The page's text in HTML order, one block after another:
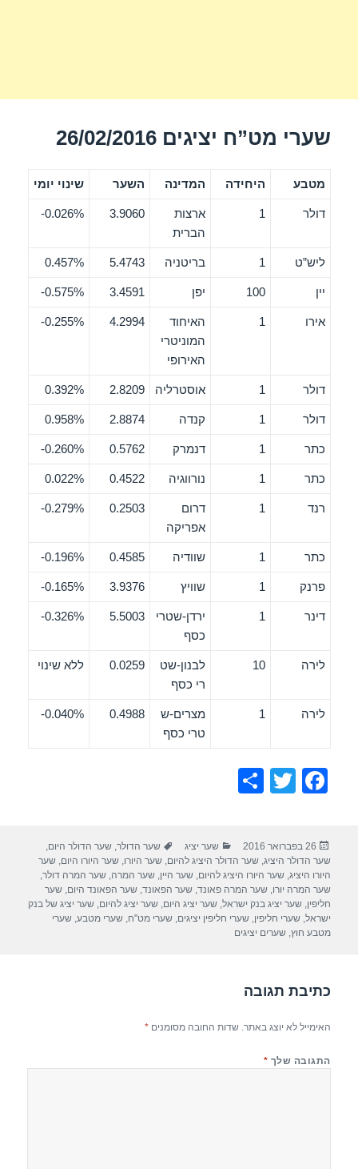
שערי מט”ח יציגים 26/02/2016
מטבע היחידה המדינה השער שינוי יומי
דולר 1
ארצות
הברית
3.9060
0.026%-
ליש”ט 1 בריטניה 5.4743
0.457%
יין 100 יפן 3.4591
0.575%-
אירו 1
האיחוד
המוניטרי
האירופי
4.2994
0.255%-
דולר 1 אוסטרליה 2.8209
0.392%
דולר 1 קנדה 2.8874
0.958%
כתר 1 דנמרק 0.5762
0.260%-
כתר 1 נורווגיה 0.4522
0.022%
רנד 1
דרום
אפריקה
0.2503
0.279%-
כתר 1 שוודיה 0.4585
0.196%-
פרנק 1 שוויץ 3.9376
0.165%-
דינר 1
ירדן-שטרי
כסף
5.5003
0.326%-
לירה 10
לבנון-שט
רי כסף
0.0259 ללא שינוי
לירה 1
מצרים-ש
טרי כסף
0.4988
0.040%-
F
e
b
o
o
T
er
e
פורסם
בתאריך
26 בפברואר 2016 קטגוריות
שער יציג תגיות
שער הדולר,שער הדולר היום,
שער הדולר היציג,שער הדולר היציג להיום,שער היורו,שער היורו היום,שער
היורו היציג,שער היורו היציג להיום,שער היין,שער המרה,שער המרה דולר,
שער המרה יורו,שער המרה פאונד,שער הפאונד,שער הפאונד היום,שער
חליפין,שער יציג בנק ישראל,שער יציג היום,שער יציג להיום,שער יציג של בנק
ישראל,שערי חליפין,שערי חליפין יציגים,שערי מט"ח,שערי מטבע,שערי
מטבע חוץ,שערים יציגים
כתיבת תגובה
האימייל לא יוצג באתר. שדות החובה מסומנים*
התגובה שלך *